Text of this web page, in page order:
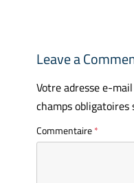
Leave a
Votre adresse e-
champs
Commentaire*